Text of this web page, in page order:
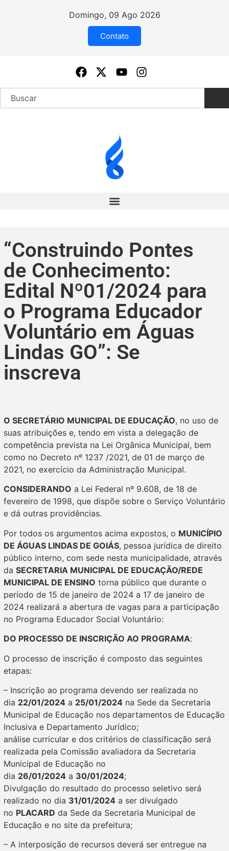
Domingo, 09 Ago 2026
Contato
“Construindo Pontes
de Conhecimento:
Edital Nº01/2024 para
o Programa Educador
Voluntário em Águas
Lindas GO”: Se
inscreva
O SECRETÁRIO MUNICIPAL DE EDUCAÇÃO, no uso de
suas atribuições e, tendo em vista a delegação de
competência prevista na Lei Orgânica Municipal, bem
como no Decreto nº 1237 /2021, de 01 de março de
2021, no exercício da Administração Municipal.
CONSIDERANDO a Lei Federal nº 9.608, de 18 de
fevereiro de 1998, que dispõe sobre o Serviço Voluntário
e dá outras providências.
Por todos os argumentos acima expostos, o MUNICÍPIO
DE ÁGUAS LINDAS DE GOIÁS, pessoa jurídica de direito
público interno, com sede nesta municipalidade, através
da SECRETARIA MUNICIPAL DE EDUCAÇÃO/REDE
MUNICIPAL DE ENSINO torna público que durante o
período de 15 de janeiro de 2024 a 17 de janeiro de
2024 realizará a abertura de vagas para a participação
no Programa Educador Social Voluntário:
DO PROCESSO DE INSCRIÇÃO AO PROGRAMA:
O processo de inscrição é composto das seguintes
etapas:
– Inscrição ao programa devendo ser realizada no
dia 22/01/2024 a 25/01/2024 na Sede da Secretaria
Municipal de Educação nos departamentos de Educação
Inclusiva e Departamento Jurídico;
análise curricular e dos critérios de classificação será
realizada pela Comissão avaliadora da Secretaria
Municipal de Educação no
dia 26/01/2024 a 30/01/2024;
Divulgação do resultado do processo seletivo será
realizado no dia 31/01/2024 a ser divulgado
no PLACARD da Sede da Secretaria Municipal de
Educação e no site da prefeitura;
– A interposição de recursos deverá ser entregue na